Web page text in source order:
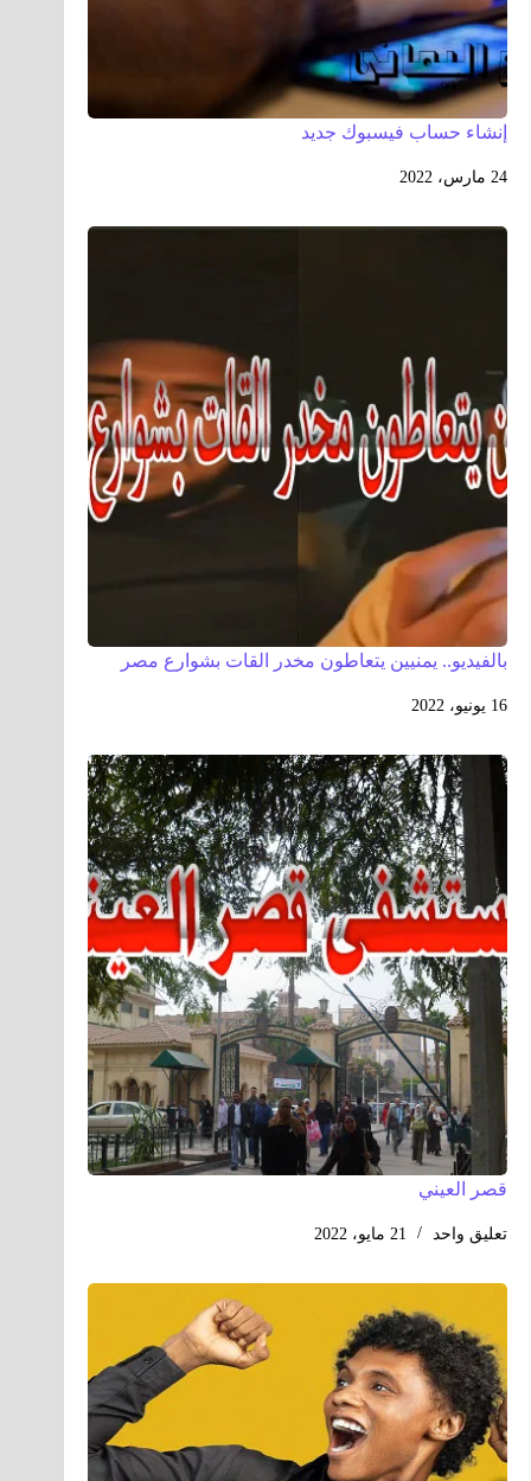
إنشاء حساب فيسبوك جديد
24 مارس، 2022
بالفيديو.. يمنيين يتعاطون مخدر القات بشوارع مصر
16 يونيو، 2022
قصر العيني
تعليق واحد 21 مايو، 2022